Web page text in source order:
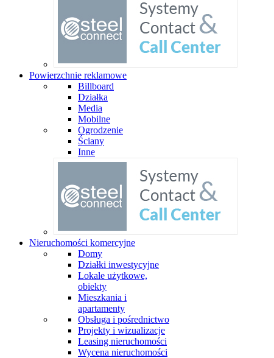
Powierzchnie reklamowe
Billboard
Działka
Media
Mobilne
Ogrodzenie
Ściany
Inne
Nieruchomości komercyjne
Domy
Działki inwestycyjne
Lokale użytkowe,
obiekty
Mieszkania i
apartamenty
Obsługa i pośrednictwo
Projekty i wizualizacje
Leasing nieruchomości
Wycena nieruchomości